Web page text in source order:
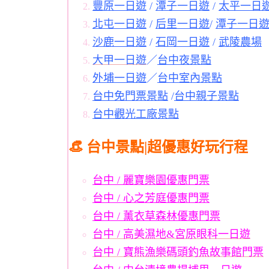
豐原一日遊 / 潭子一日遊 / 太平一日
北屯一日遊 / 后里一日遊/ 潭子一日遊
沙鹿一日遊 / 石岡一日遊 / 武陵農場
大甲一日遊／ 台中夜景點
外埔一日遊／ 台中室內景點
台中免門票景點 /台中親子景點
台中觀光工廠景點
👒 台中景點|超優惠好玩行程
台中 / 麗寶樂園優惠門票
台中 / 心之芳庭優惠門票
台中 / 薰衣草森林優惠門票
台中 / 高美濕地&宮原眼科一日遊
台中 / 寶熊漁樂碼頭釣魚故事館門票